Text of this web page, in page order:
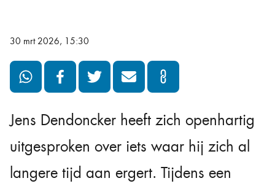
30 mrt 2026, 15:30
Jens Dendoncker heeft zich openhartig
uitgesproken over iets waar hij zich al
langere tijd aan ergert. Tijdens een